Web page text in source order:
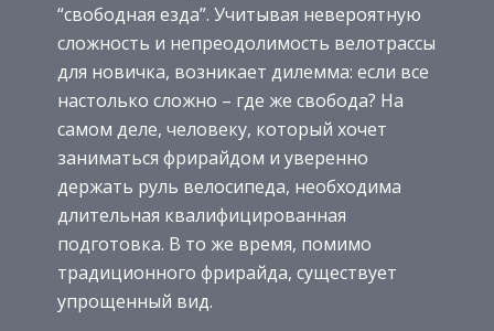
“свободная езда”. Учитывая невероятную
сложность и непреодолимость велотрассы
для новичка, возникает дилемма: если все
настолько сложно – где же свобода? На
самом деле, человеку, который хочет
заниматься фрирайдом и уверенно
держать руль велосипеда, необходима
длительная квалифицированная
подготовка. В то же время, помимо
традиционного фрирайда, существует
упрощенный вид.